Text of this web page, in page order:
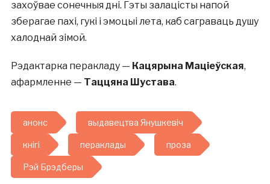
захоўвае сонечныя дні. Гэты залацісты напой
зберагае пахі, гукі і эмоцыі лета, каб саграваць душу
халоднай зімой.
Рэдактарка перакладу — Кацярына Маціеўская,
афармленне — Таццяна Шустава.
анонс выдавецтва Янушкевіч
кнігі пераклады проза
Рэй Брэдберы